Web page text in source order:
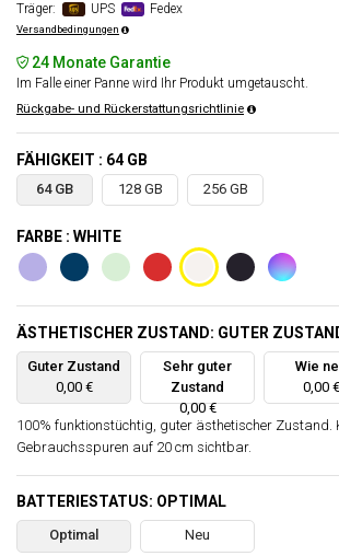
Träger:
UPS Fedex
Versandbedingungen
24 Monate Garantie
Im Falle einer Panne wird Ihr Produkt umgetauscht.
Rückgabe- und Rückerstattungsrichtlinie
FÄHIGKEIT : 64 GB
64 GB 128 GB 256 GB
FARBE : WHITE
ÄSTHETISCHER ZUSTAND: GUTER
Guter Zustand
0,00 €
Sehr guter
Zustand
0,00 €
Wie
0,00 €
100% funktionstüchtig, guter ästhetischer Zustand.
Gebrauchsspuren auf 20 cm sichtbar.
BATTERIESTATUS: OPTIMAL
Optimal Neu